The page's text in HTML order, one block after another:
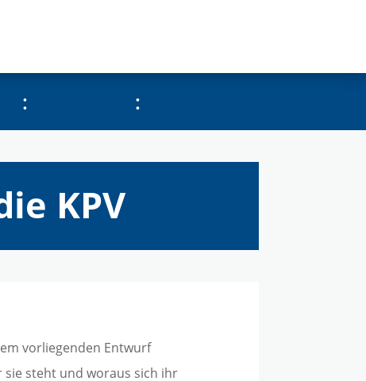
: :
KPV
vorliegenden Entwurf
sie steht und woraus sich ihr